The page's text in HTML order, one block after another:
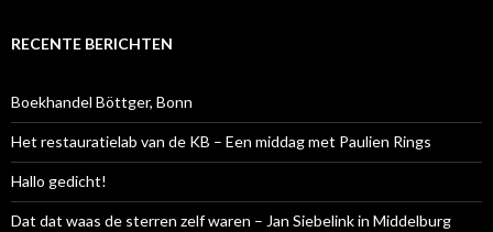
RECENTE BERICHTEN
Boekhandel Böttger, Bonn
Het restauratielab van de KB – Een middag met Paulien Rings
Hallo gedicht!
Dat dat waas de sterren zelf waren – Jan Siebelink in Middelburg